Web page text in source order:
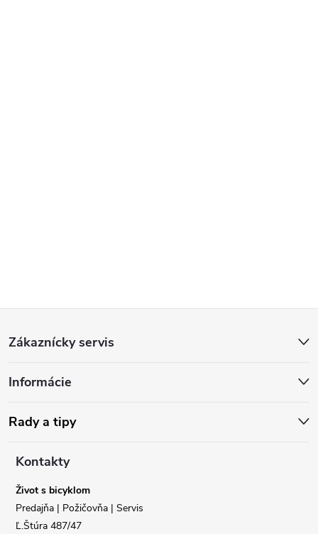
p
ä
Zákaznícky servis
Informácie
Rady a tipy
Kontakty
Život s bicyklom
Predajňa | Požičovňa | Servis
Ľ.Štúra 487/47